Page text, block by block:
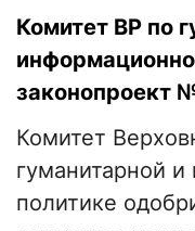
Комитет ВР по
законопроект
Комитет
гуманитарной
политике